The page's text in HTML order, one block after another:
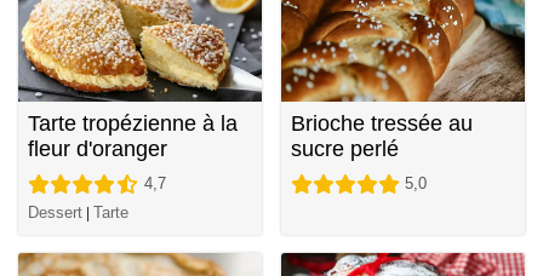
Tarte tropézienne à la
fleur d'oranger
4,7
Dessert Tarte
Brioche tressée au
sucre perlé
5,0